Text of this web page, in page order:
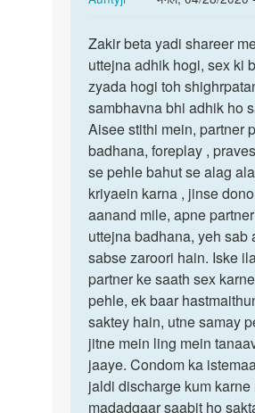
to
Madam
me
jab
sex
Karta
Hu
to…
by
zakir
.age.
28
Zakir
beta
yadi
shareer…
Zakir beta yadi shareer
uttejna adhik hogi, sex ki
zyada hogi toh
sambhavna bhi adhik ho
Aisee stithi mein, partner
badhana, foreplay ,
se pehle bahut se alag
kriyaein karna , jinse
aanand mile, apne
uttejna badhana, yeh sab
sabse zaroori hain. Iske
partner ke saath sex
pehle, ek baar
saktey hain, utne samay
jitne mein ling mein
jaaye. Condom ka
jaldi discharge kum karne
madadgaar saabit ho